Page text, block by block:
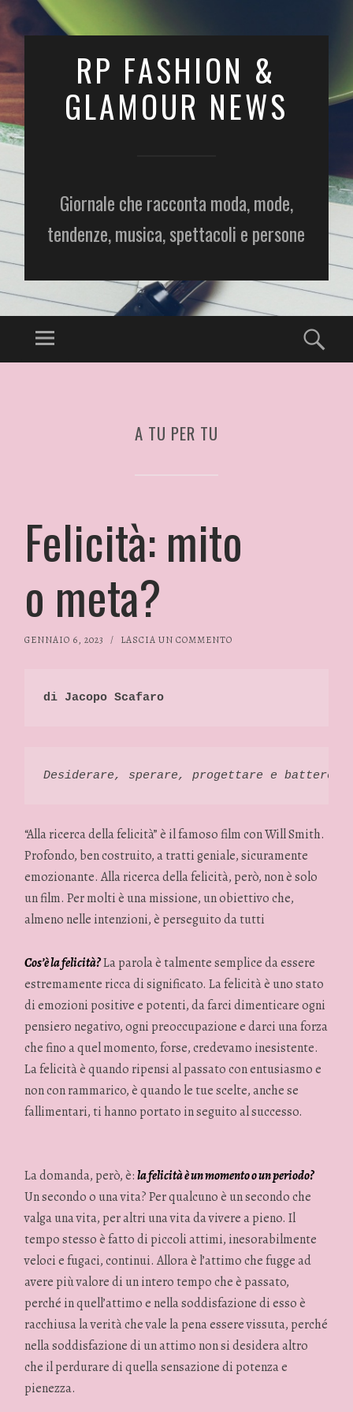
RP FASHION &
GLAMOUR NEWS
Giornale che racconta moda, mode,
tendenze, musica, spettacoli e persone
A TU PER TU
Felicità: mito
o meta?
GENNAIO 6, 2023 / LASCIA UN COMMENTO
di Jacopo Scafaro
Desiderare, sperare, progettare e
“Alla ricerca della felicità” è il famoso film con Will Smith.
Profondo, ben costruito, a tratti geniale, sicuramente
emozionante. Alla ricerca della felicità, però, non è solo
un film. Per molti è una missione, un obiettivo che,
almeno nelle intenzioni, è perseguito da tutti
Cos’è la felicità?La parola è talmente semplice da essere
estremamente ricca di significato. La felicità è uno stato
di emozioni positive e potenti, da farci dimenticare ogni
pensiero negativo, ogni preoccupazione e darci una forza
che fino a quel momento, forse, credevamo inesistente.
La felicità è quando ripensi al passato con entusiasmo e
non con rammarico, è quando le tue scelte, anche se
fallimentari, ti hanno portato in seguito al successo.
La domanda, però, è:la felicità è un momento o un periodo?
Un secondo o una vita? Per qualcuno è un secondo che
valga una vita, per altri una vita da vivere a pieno. Il
tempo stesso è fatto di piccoli attimi, inesorabilmente
veloci e fugaci, continui. Allora è l’attimo che fugge ad
avere più valore di un intero tempo che è passato,
perché in quell’attimo e nella soddisfazione di esso è
racchiusa la verità che vale la pena essere vissuta, perché
nella soddisfazione di un attimo non si desidera altro
che il perdurare di quella sensazione di potenza e
pienezza.